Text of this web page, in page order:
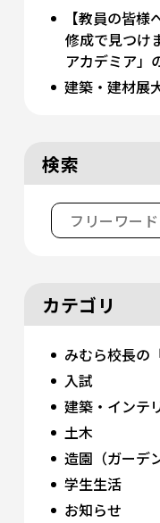
【教員の皆様
修成で見つけ
アカデミア」
建築・建材展
検索
カテゴリ
みむら校長の
入試
建築・インテ
土木
造園（ガーデン
学生生活
お知らせ